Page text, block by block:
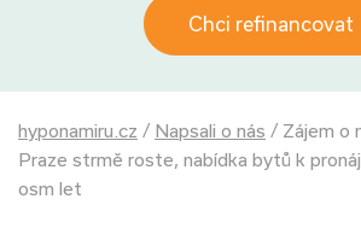
Chci refinancovat
hyponamiru.cz / Napsali o nás / Zájem o
Praze strmě roste, nabídka bytů k
osm let